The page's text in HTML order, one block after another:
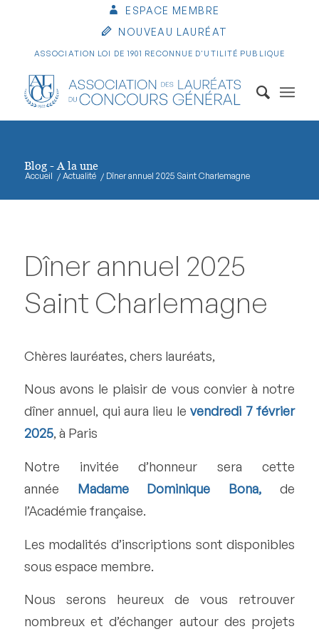
ESPACE MEMBRE
NOUVEAU LAURÉAT
ASSOCIATION LOI DE 1901 RECONNUE D'UTILITÉ PUBLIQUE
Blog - A la une
Accueil / Actualité / Dîner annuel 2025 Saint Charlemagne
Dîner annuel 2025
Saint Charlemagne
Chères lauréates, chers lauréats,
Nous avons le plaisir de vous convier à notre
dîner annuel, qui aura lieu le vendredi 7 février
2025, à Paris
Notre invitée d’honneur sera cette
année Madame Dominique Bona,de
l’Académie française.
Les modalités d’inscriptions sont disponibles
sous espace membre.
Nous serons heureux de vous retrouver
nombreux et d’échanger autour des projets